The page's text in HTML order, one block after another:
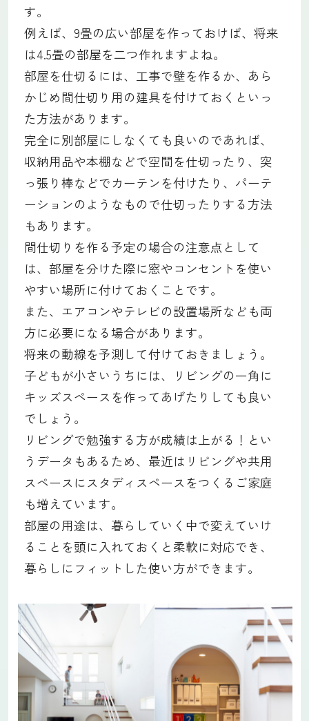
す。
例えば、9畳の広い部屋を作っておけば、将来
は4.5畳の部屋を二つ作れますよね。
部屋を仕切るには、工事で壁を作るか、あら
かじめ間仕切り用の建具を付けておくといっ
た方法があります。
完全に別部屋にしなくても良いのであれば、
収納用品や本棚などで空間を仕切ったり、突
っ張り棒などでカーテンを付けたり、パーテ
ーションのようなもので仕切ったりする方法
もあります。
間仕切りを作る予定の場合の注意点として
は、部屋を分けた際に窓やコンセントを使い
やすい場所に付けておくことです。
また、エアコンやテレビの設置場所なども両
方に必要になる場合があります。
将来の動線を予測して付けておきましょう。
子どもが小さいうちには、リビングの一角に
キッズスペースを作ってあげたりしても良い
でしょう。
リビングで勉強する方が成績は上がる！とい
うデータもあるため、最近はリビングや共用
スペースにスタディスペースをつくるご家庭
も増えています。
部屋の用途は、暮らしていく中で変えていけ
ることを頭に入れておくと柔軟に対応でき、
暮らしにフィットした使い方ができます。